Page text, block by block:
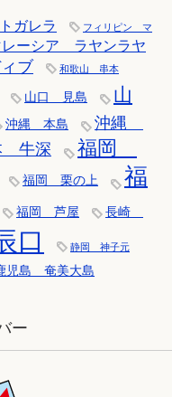
ガレラ
フィリピン マ
レーシア ラヤンラヤ
ブ 和歌山 串本
山口 見島
山
沖縄 本島
沖縄
牛深
福岡
福岡 栗の上
福
福岡 芦屋 長崎
口 静岡 神子元
児島 奄美大島
ー